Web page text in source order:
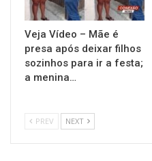
Veja Vídeo – Mãe é
presa após deixar filhos
sozinhos para ir a festa;
a menina…
PREV NEXT